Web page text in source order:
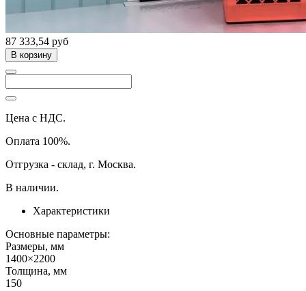
87 333,54 руб
В корзину
Цена с НДС.
Оплата 100%.
Отгрузка - склад, г. Москва.
В наличии.
Характеристики
Основные параметры:
Размеры, мм
1400×2200
Толщина, мм
150